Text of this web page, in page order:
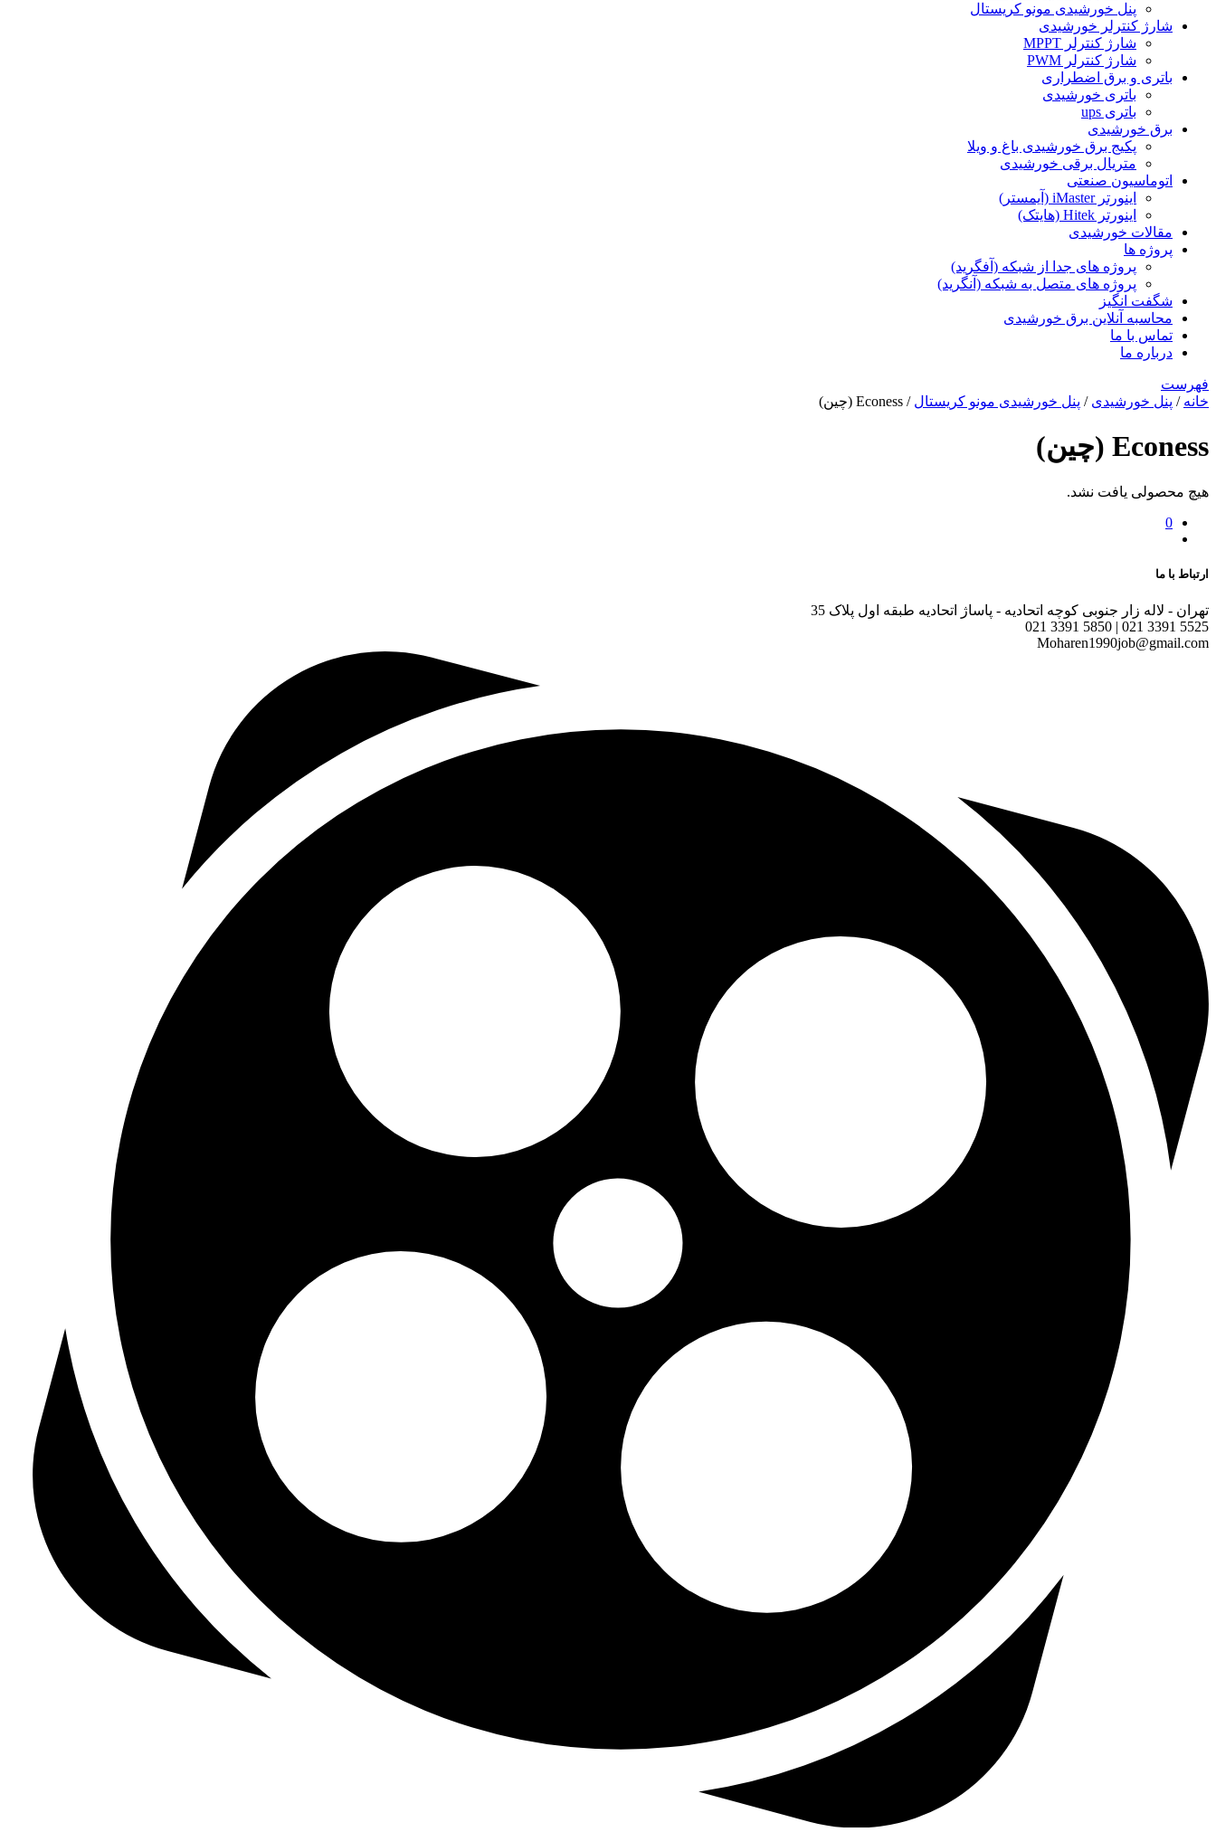
پنل خورشیدی مونو کریستال
شارژ کنترلر خورشیدی
شارژ کنترلر MPPT
شارژ کنترلر PWM
باتری و برق اضطراری
باتری خورشیدی
باتری ups
برق خورشیدی
پکیج برق خورشیدی باغ و ویلا
متریال برقی خورشیدی
اتوماسیون صنعتی
اینورتر iMaster (آیمستر)
اینورتر Hitek (هایتک)
مقالات خورشیدی
پروژه ها
پروژه های جدا از شبکه (آفگرید)
پروژه های متصل به شبکه (آنگرید)
شگفت انگیز
محاسبه آنلاین برق خورشیدی
تماس با ما
درباره ما
فهرست
خانه / پنل خورشیدی / پنل خورشیدی مونو کریستال / Econess (چین)
Econess (چین)
هیچ محصولی یافت نشد.
0
ارتباط با ما
تهران - لاله زار جنوبی کوچه اتحادیه - پاساژ اتحادیه طبقه اول پلاک 35
5525 3391 021 | 5850 3391 021
Moharen1990job@gmail.com